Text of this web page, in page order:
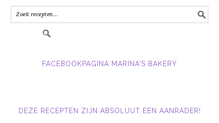
in.....
FACEBOOKPAGINA MARINA'S BAKERY
DEZE RECEPTEN ZIJN ABSOLUUT EEN AANRADER!